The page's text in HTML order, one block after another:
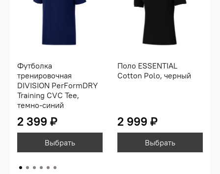
Футболка
тренировочная
DIVISION PerFormDRY
Training CVC Tee,
темно-синий
2 399 ₽
Выбрать
Поло ESSENTIAL
Cotton Polo, черный
2 999 ₽
Выбрать